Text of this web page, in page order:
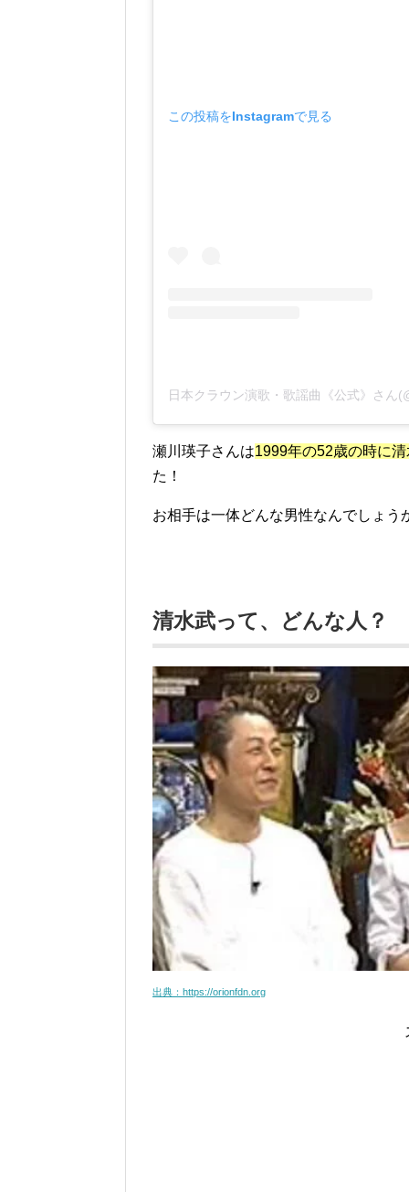
この投稿をInstagramで見る
瀬川瑛子さんは1999年の52歳の時に
た！
お相手は一体どんな男性なんでしょう
清水武って、どんな人？
出典：https://orionfdn.org